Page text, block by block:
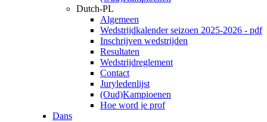
Dutch-PL
Algemeen
Wedstrijdkalender seizoen 2025-2026 - pdf
Inschrijven wedstrijden
Resultaten
Wedstrijdreglement
Contact
Juryledenlijst
(Oud)Kampioenen
Hoe word je prof
Dans